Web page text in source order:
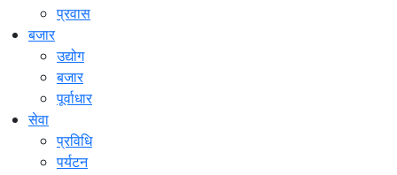
प्रवास
बजार
उद्योग
बजार
पूर्वाधार
सेवा
प्रविधि
पर्यटन